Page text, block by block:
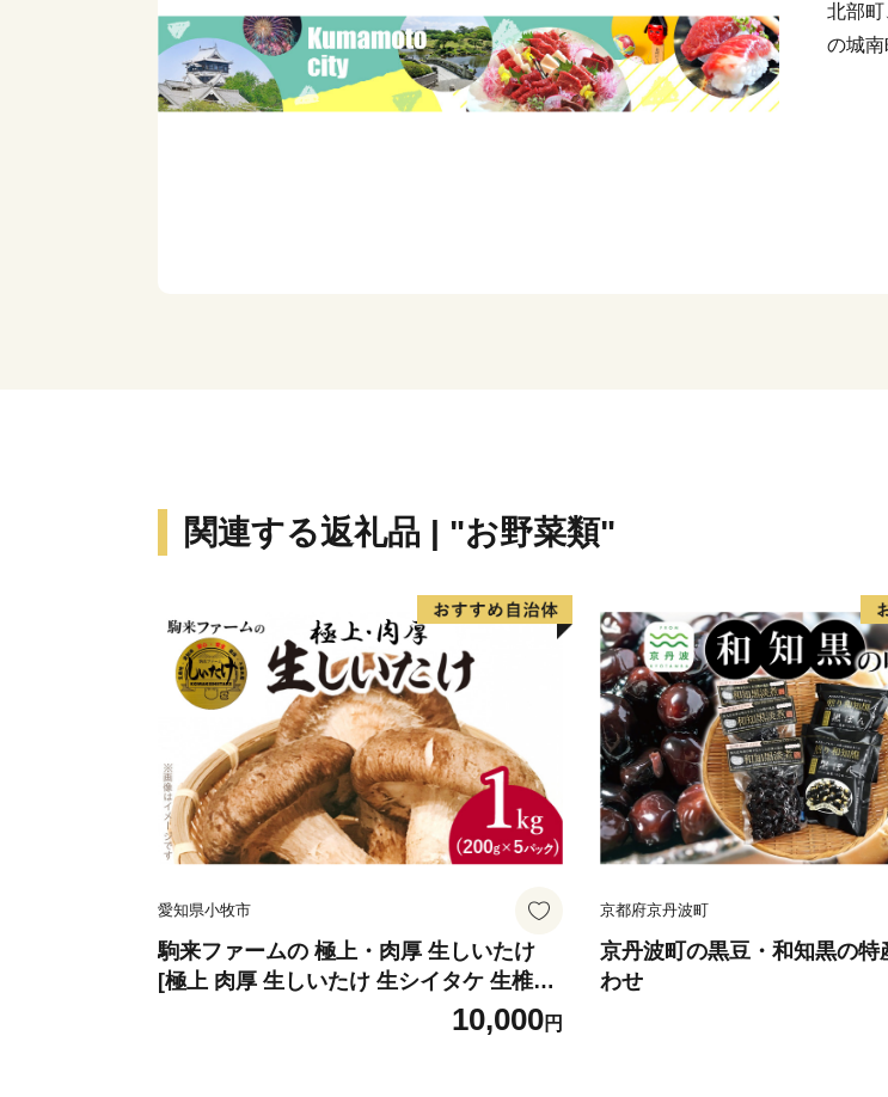
北部
の城
り、
平成
に見
懸命
関連する返礼品 | "お野菜類"
愛知県小牧市
駒来ファームの 極上・肉厚 生しいたけ
[極上 肉厚 生しいたけ 生シイタケ 生椎茸
安心 安全 国産 採れたて 新鮮 きのこ 野
10,000円
京都府京丹波町
京丹波町の黒豆・和知黒の特
わせ